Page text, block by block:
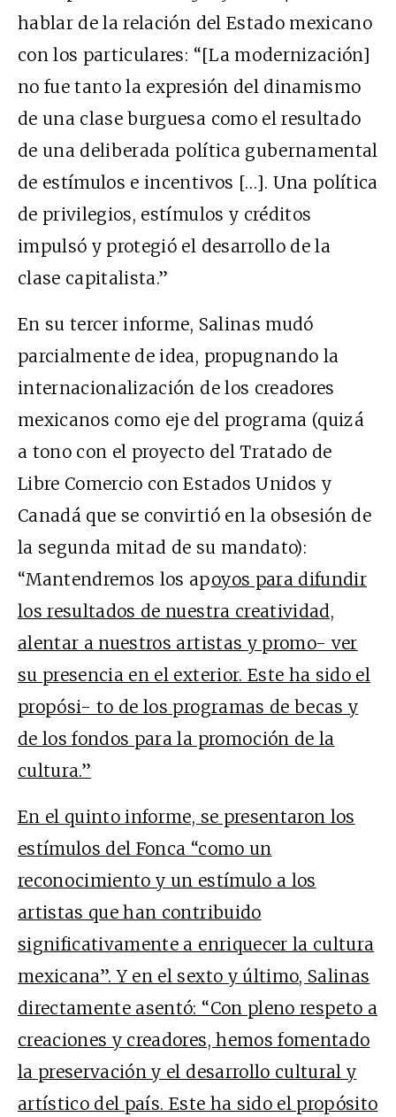
hablar de la relación del Estado mexicano
con los particulares: “[La modernización]
no fue tanto la expresión del dinamismo
de una clase burguesa como el resultado
de una deliberada política gubernamental
de estímulos e incentivos […]. Una política
de privilegios, estímulos y créditos
impulsó y protegió el desarrollo de la
clase capitalista.”
En su tercer informe, Salinas mudó
parcialmente de idea, propugnando la
internacionalización de los creadores
mexicanos como eje del programa (quizá
a tono con el proyecto del Tratado de
Libre Comercio con Estados Unidos y
Canadá que se convirtió en la obsesión de
la segunda mitad de su mandato):
“Mantendremos los apoyos para difundir
los resultados de nuestra creatividad,
alentar a nuestros artistas y promo- ver
su presencia en el exterior. Este ha sido el
propósi- to de los programas de becas y
de los fondos para la promoción de la
cultura.”
En el quinto informe, se presentaron los
estímulos del Fonca “como un
reconocimiento y un estímulo a los
artistas que han contribuido
significativamente a enriquecer la cultura
mexicana”. Y en el sexto y último, Salinas
directamente asentó: “Con pleno respeto a
creaciones y creadores, hemos fomentado
la preservación y el desarrollo cultural y
artístico del país. Este ha sido el propósito